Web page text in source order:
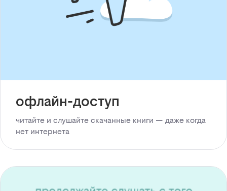
офлайн-доступ
читайте и слушайте скачанные книги — даже когда
нет интернета